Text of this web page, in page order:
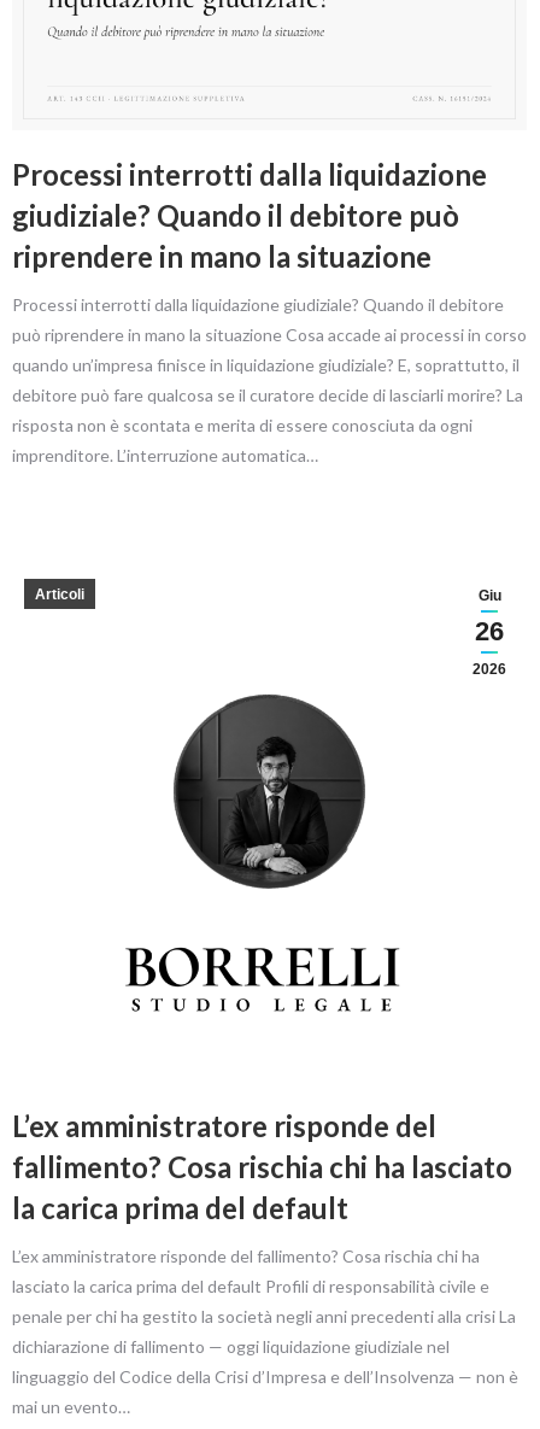
Processi interrotti dalla liquidazione
giudiziale? Quando il debitore può
riprendere in mano la situazione
Processi interrotti dalla liquidazione giudiziale? Quando il debitore
può riprendere in mano la situazione Cosa accade ai processi in corso
quando un’impresa finisce in liquidazione giudiziale? E, soprattutto, il
debitore può fare qualcosa se il curatore decide di lasciarli morire? La
risposta non è scontata e merita di essere conosciuta da ogni
imprenditore. L’interruzione automatica…
Giu
26
2026
Articoli
L’ex amministratore risponde del
fallimento? Cosa rischia chi ha lasciato
la carica prima del default
L’ex amministratore risponde del fallimento? Cosa rischia chi ha
lasciato la carica prima del default Profili di responsabilità civile e
penale per chi ha gestito la società negli anni precedenti alla crisi La
dichiarazione di fallimento — oggi liquidazione giudiziale nel
linguaggio del Codice della Crisi d’Impresa e dell’Insolvenza — non è
mai un evento…